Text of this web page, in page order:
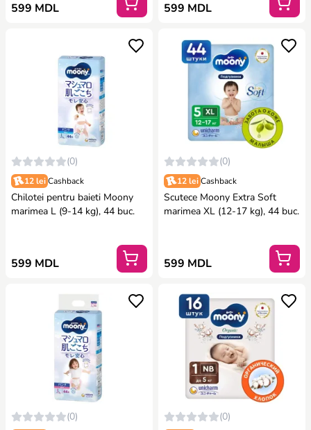
599 MDL 599 MDL
(0)
12 lei Cashback
Chilotei pentru baieti Moony
marimea L (9-14 kg), 44 buc.
599 MDL
(0)
12 lei Cashback
Scutece Moony Extra Soft
marimea XL (12-17 kg), 44 buc.
599 MDL
(0) (0)